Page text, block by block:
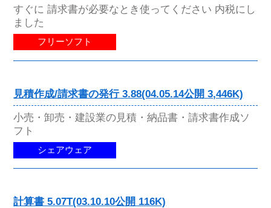
すぐに 請求書が必要なとき使ってください 内税にし
ました
フリーソフト
見積作成/請求書の発行 3.88(04.05.14公開 3,446K)
小売・卸売・建設業の見積・納品書・請求書作成ソ
フト
シェアウェア
計算書 5.07T(03.10.10公開 116K)